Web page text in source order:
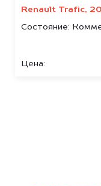
Renault Trafic,
Состояние:
Цена: